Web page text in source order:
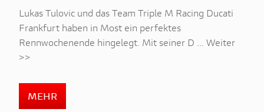
Lukas Tulovic und das Team Triple M Racing Ducati
Frankfurt haben in Most ein perfektes
Rennwochenende hingelegt. Mit seiner D ... Weiter
>>
MEHR